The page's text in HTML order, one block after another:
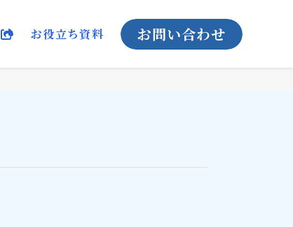
お役立ち資料 お問い合わせ